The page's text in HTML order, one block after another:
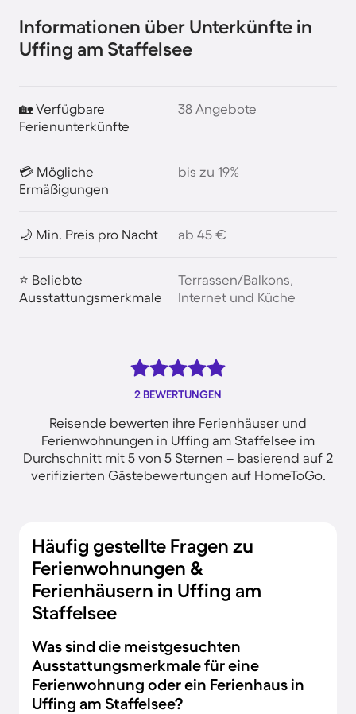
Informationen über Unterkünfte in
Uffing am Staffelsee
🏡 Verfügbare
Ferienunterkünfte
38 Angebote
💳 Mögliche
Ermäßigungen
bis zu 19%
🌙 Min. Preis pro Nacht ab 45 €
⭐ Beliebte
Ausstattungsmerkmale
Terrassen/Balkons,
Internet und Küche
2 BEWERTUNGEN
Reisende bewerten ihre Ferienhäuser und
Ferienwohnungen in Uffing am Staffelsee im
Durchschnitt mit 5 von 5 Sternen – basierend auf 2
verifizierten Gästebewertungen auf HomeToGo.
Häufig gestellte Fragen zu
Ferienwohnungen &
Ferienhäusern in Uffing am
Staffelsee
Was sind die meistgesuchten
Ausstattungsmerkmale für eine
Ferienwohnung oder ein Ferienhaus in
Uffing am Staffelsee?